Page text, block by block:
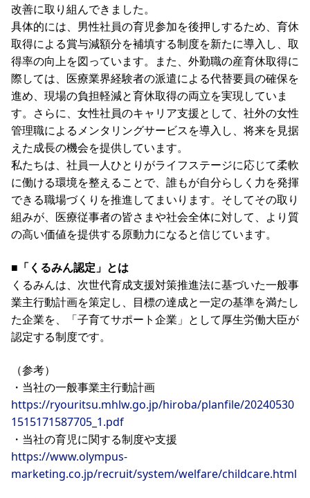
改善に取り組んできました。
具体的には、男性社員の育児参加を後押しするため、育休
取得による賞与減額分を補填する制度を新たに導入し、取
得率の向上を図っています。また、外勤職の産育休取得に
際しては、医療業界経験者の派遣による代替要員の確保を
進め、現場の負担軽減と育休取得の両立を実現していま
す。さらに、女性社員のキャリア支援として、社外の女性
管理職によるメンタリングサービスを導入し、将来を見据
えた成長の機会を提供しています。
私たちは、社員一人ひとりがライフステージに応じて柔軟
に働ける環境を整えることで、誰もが自分らしく力を発揮
できる職場づくりを推進してまいります。そしてその取り
組みが、医療従事者の皆さまや社会全体に対して、より質
の高い価値を提供する原動力になると信じています。
■「くるみん認定」とは
くるみんは、次世代育成支援対策推進法に基づいた一般事
業主行動計画を策定し、目標の達成と一定の基準を満たし
た企業を、「子育てサポート企業」として厚生労働大臣が
認定する制度です。
（参考）
・当社の一般事業主行動計画
https://ryouritsu.mhlw.go.jp/hiroba/planfile/20240530
1515171587705_1.pdf
・当社の育児に関する制度や支援
https://www.olympus-
marketing.co.jp/recruit/system/welfare/childcare.html